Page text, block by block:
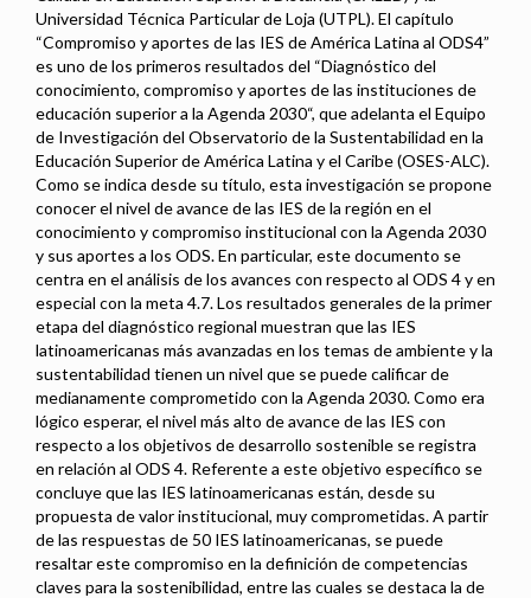
Universidad Técnica Particular de Loja (UTPL). El capítulo
“Compromiso y aportes de las IES de América Latina al ODS4”
es uno de los primeros resultados del “Diagnóstico del
conocimiento, compromiso y aportes de las instituciones de
educación superior a la Agenda 2030“, que adelanta el Equipo
de Investigación del Observatorio de la Sustentabilidad en la
Educación Superior de América Latina y el Caribe (OSES-ALC).
Como se indica desde su título, esta investigación se propone
conocer el nivel de avance de las IES de la región en el
conocimiento y compromiso institucional con la Agenda 2030
y sus aportes a los ODS. En particular, este documento se
centra en el análisis de los avances con respecto al ODS 4 y en
especial con la meta 4.7. Los resultados generales de la primer
etapa del diagnóstico regional muestran que las IES
latinoamericanas más avanzadas en los temas de ambiente y la
sustentabilidad tienen un nivel que se puede calificar de
medianamente comprometido con la Agenda 2030. Como era
lógico esperar, el nivel más alto de avance de las IES con
respecto a los objetivos de desarrollo sostenible se registra
en relación al ODS 4. Referente a este objetivo específico se
concluye que las IES latinoamericanas están, desde su
propuesta de valor institucional, muy comprometidas. A partir
de las respuestas de 50 IES latinoamericanas, se puede
resaltar este compromiso en la definición de competencias
claves para la sostenibilidad, entre las cuales se destaca la de